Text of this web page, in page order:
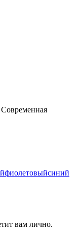
фиолетовыйсиний
вам лично.